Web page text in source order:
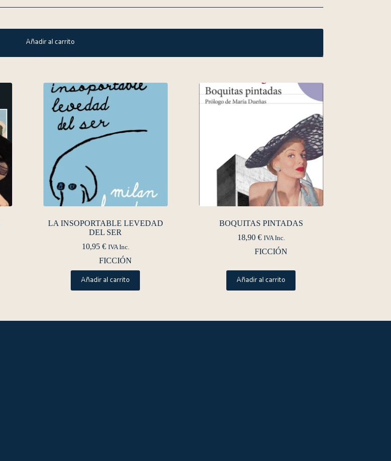
Añadir al carrito
LA INSOPORTABLE LEVEDAD
DEL SER
10,95 € IVA Inc.
FICCIÓN
Añadir al carrito
BOQUITAS PINTADAS
18,90 € IVA Inc.
FICCIÓN
Añadir al carrito